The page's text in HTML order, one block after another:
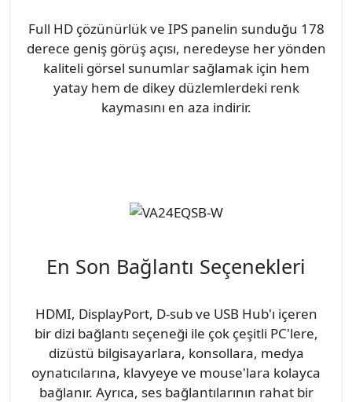
Full HD çözünürlük ve IPS panelin sunduğu 178
derece geniş görüş açısı, neredeyse her yönden
kaliteli görsel sunumlar sağlamak için hem
yatay hem de dikey düzlemlerdeki renk
kaymasını en aza indirir.
En Son Bağlantı Seçenekleri
HDMI, DisplayPort, D-sub ve USB Hub'ı içeren
bir dizi bağlantı seçeneği ile çok çeşitli PC'lere,
dizüstü bilgisayarlara, konsollara, medya
oynatıcılarına, klavyeye ve mouse'lara kolayca
bağlanır. Ayrıca, ses bağlantılarının rahat bir